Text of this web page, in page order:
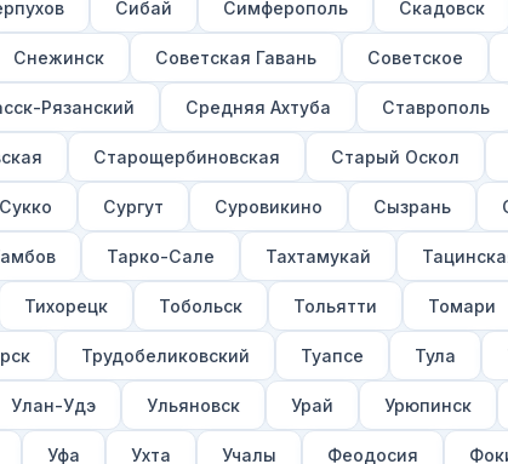
Сибай Симферополь Скадовск
Снежинск Советская Гавань Советское
Рязанский Средняя Ахтуба Ставрополь
Старощербиновская Старый Оскол
Сукко Сургут Суровикино Сызрань
Тарко-Сале Тахтамукай
Тихорецк Тобольск Тольятти Томари
Трудобеликовский Туапсе Тула
Улан-Удэ Ульяновск Урай Урюпинск
Уфа Ухта Учалы Феодосия